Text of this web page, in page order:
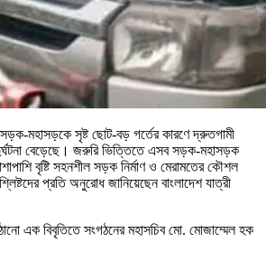
সড়ক-মহাসড়কে সৃষ্ট ছোট-বড় গর্তের কারণে দ্রুতগামী
বেড়েছে। জরুরি ভিত্তিতে এসব সড়ক-মহাসড়ক
বৃষ্টি সহনশীল সড়ক নির্মাণ ও মেরামতের কৌশল
প্রতি অনুরোধ জানিয়েছেন বাংলাদেশ যাত্রী
এক বিবৃতিতে সংগঠনের মহাসচিব মো. মোজাম্মেল হক